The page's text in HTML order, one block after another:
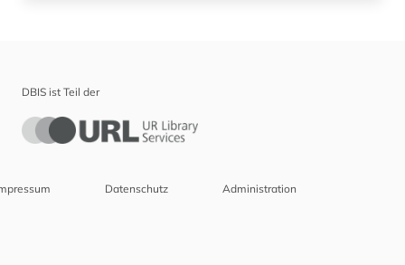
DBIS ist Teil der
Datenschutz Administration